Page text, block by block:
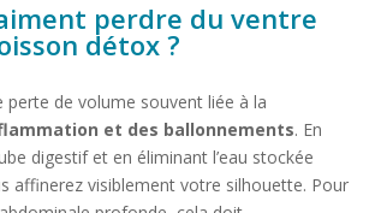
perdre du ventre
détox ?
perte de volume souvent liée à la
et des ballonnements. En
digestif et en éliminant l’eau stockée
affinerez visiblement votre silhouette. Pour